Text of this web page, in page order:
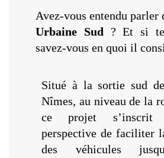
Avez-vous entendu parler
Urbaine Sud ? Et si
savez-vous en quoi il
Situé à la sortie sud
Nîmes, au niveau de la
ce projet s’inscrit
perspective de faciliter
des véhicules